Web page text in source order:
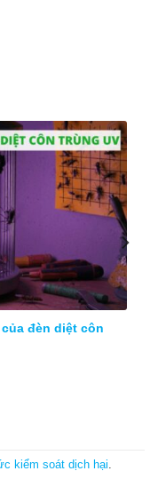
không thu hút
kiểm soát dịch hại.